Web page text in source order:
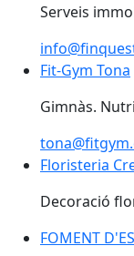
Serveis
Fit-Gym Tona
Fit-Gym Tona
Gimnàs.
Floristeria
Decoració
FOMENT
FOMENT